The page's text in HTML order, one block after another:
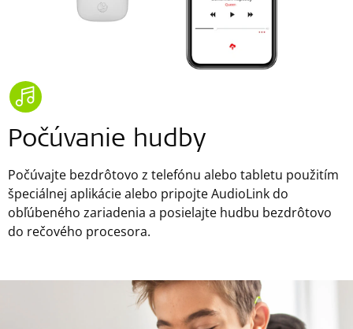
Počúvanie hudby
Počúvajte bezdrôtovo z telefónu alebo tabletu použitím
špeciálnej aplikácie alebo pripojte AudioLink do
obľúbeného zariadenia a posielajte hudbu bezdrôtovo
do rečového procesora.